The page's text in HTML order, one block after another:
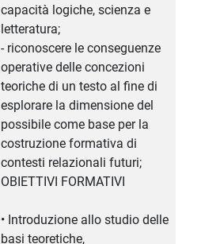
capacità logiche, scienza e
letteratura;
- riconoscere le conseguenze
operative delle concezioni
teoriche di un testo al fine di
esplorare la dimensione del
possibile come base per la
costruzione formativa di
contesti relazionali futuri;
OBIETTIVI FORMATIVI
• Introduzione allo studio delle
basi teoretiche,